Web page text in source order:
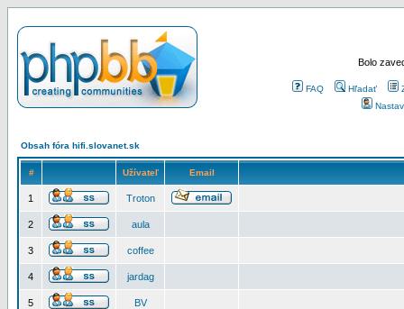
Bolo
FAQ Hľadať
Obsah fóra hifi.slovanet.sk
# Užívateľ Email
1 Troton
2 aula
3 coffee
4 jardag
5 BV